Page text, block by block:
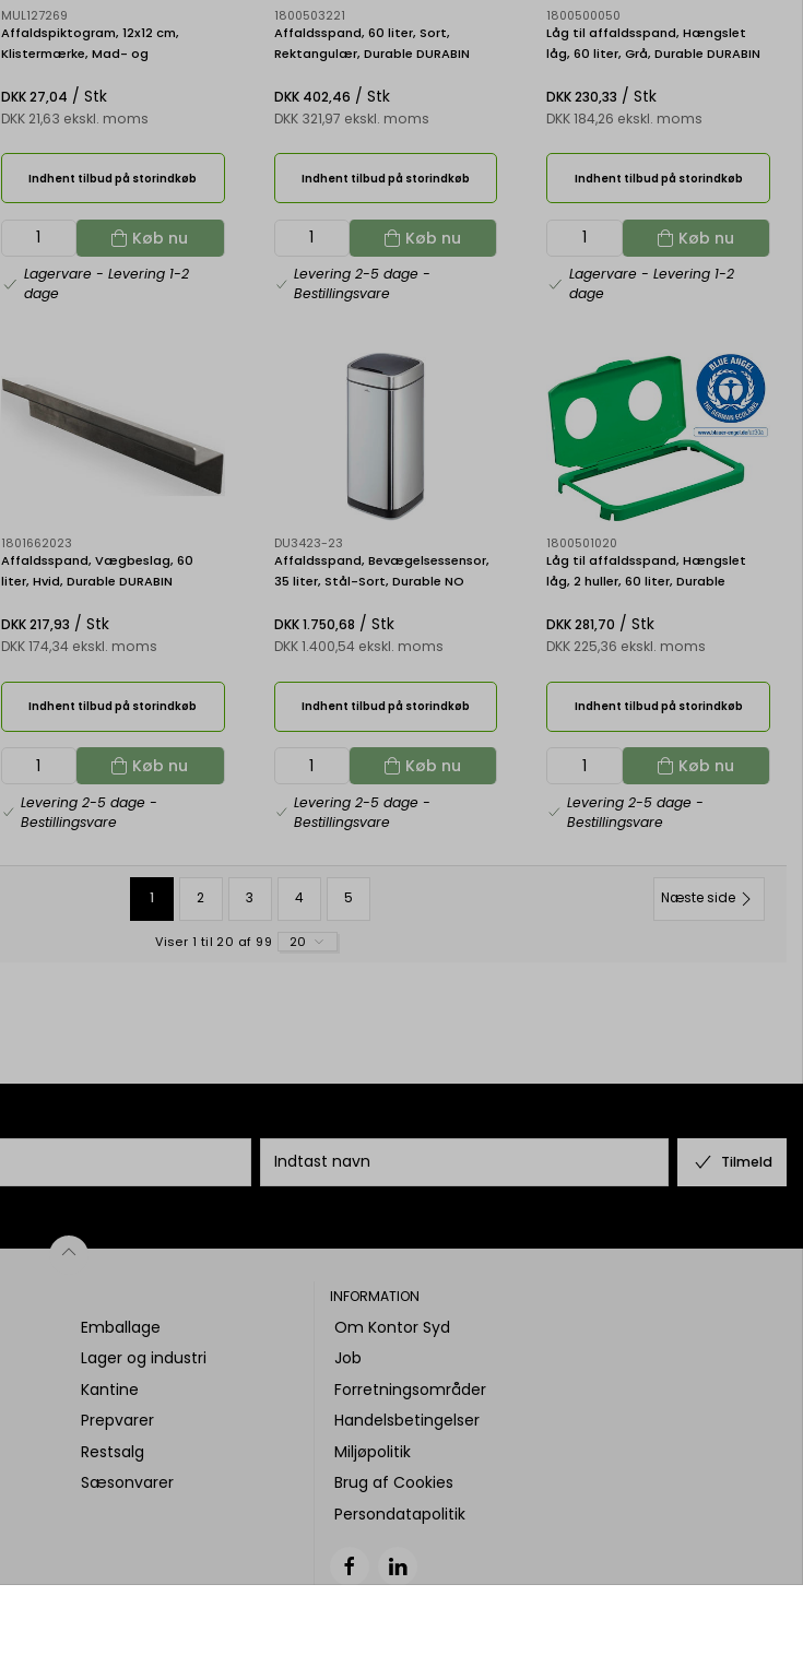
MUL127269
Affaldspiktogram, 12x12 cm,
Klistermærke, Mad- og
DKK 27,04 / Stk
DKK 21,63 ekskl. moms
Indhent tilbud på storindkøb
Køb nu
Lagervare- Levering 1-2
dage
1800503221
Affaldsspand, 60 liter, Sort,
Rektangulær, Durable DURABIN
DKK 402,46 / Stk
DKK 321,97 ekskl. moms
Indhent tilbud på storindkøb
Køb nu
Levering 2-5 dage -
Bestillingsvare
1800500050
Låg til affaldsspand, Hængslet
låg, 60 liter, Grå, Durable DURABIN
DKK 230,33 / Stk
DKK 184,26 ekskl. moms
Indhent tilbud på storindkøb
Køb nu
Lagervare - Levering 1-2
dage
1801662023
Affaldsspand, Vægbeslag, 60
liter, Hvid, Durable DURABIN
DKK 217,93 / Stk
DKK 174,34 ekskl. moms
Indhent tilbud på storindkøb
Køb nu
Levering 2-5 dage -
Bestillingsvare
DU3423-23
Affaldsspand, Bevægelsessensor,
35 liter, Stål-Sort, Durable NO
DKK 1.750,68 / Stk
DKK 1.400,54 ekskl. moms
Indhent tilbud på storindkøb
Køb nu
Levering 2-5 dage -
Bestillingsvare
1800501020
Låg til affaldsspand, Hængslet
låg, 2 huller, 60 liter, Durable
DKK 281,70 / Stk
DKK 225,36 ekskl. moms
Indhent tilbud på storindkøb
Køb nu
Levering 2-5 dage-
Bestillingsvare
1 2 3 4 5 Næste side
Viser 1 til 20 af 99 20
Tilmeld
Emballage
Lager og industri
Kantine
Prepvarer
Restsalg
Sæsonvarer
INFORMATION
Om Kontor Syd
Job
Forretningsområder
Handelsbetingelser
Miljøpolitik
Brug af Cookies
Persondatapolitik